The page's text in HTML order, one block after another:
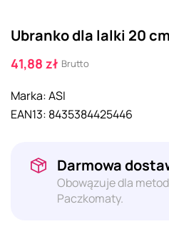
Ubranko dla lalki 20
41,88 zł Brutto
Marka:ASI
EAN13: 8435384425446
Darmowa
Obowązuje dla
Paczkomaty.